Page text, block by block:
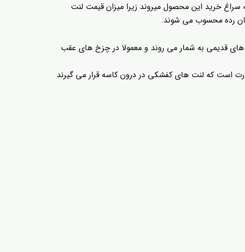
سراغ خرید این محصول میروند زیرا میزان قیمت لنت
رده محسوب می شوند.
قدیمی به شمار می روند و معمولا در چزخ های عقب
است که لنت های کفشکی در درون کاسه قرار می گیرند